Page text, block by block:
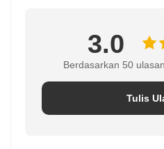
3.0
Berdasarkan 50
Tulis